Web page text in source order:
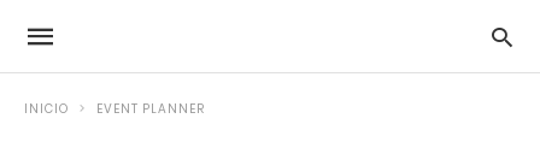
INICIO EVENT PLANNER